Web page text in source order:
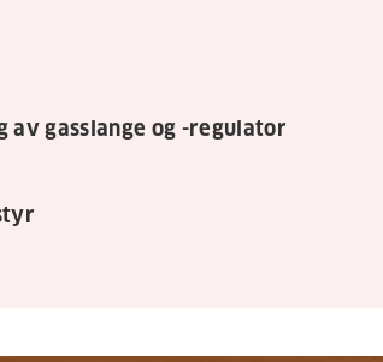
gasslange og -regulator